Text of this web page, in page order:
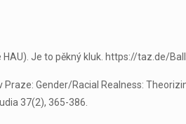
Je to pěkný kluk. https://taz.de/
Gender/Racial Realness:
37(2), 365-386.